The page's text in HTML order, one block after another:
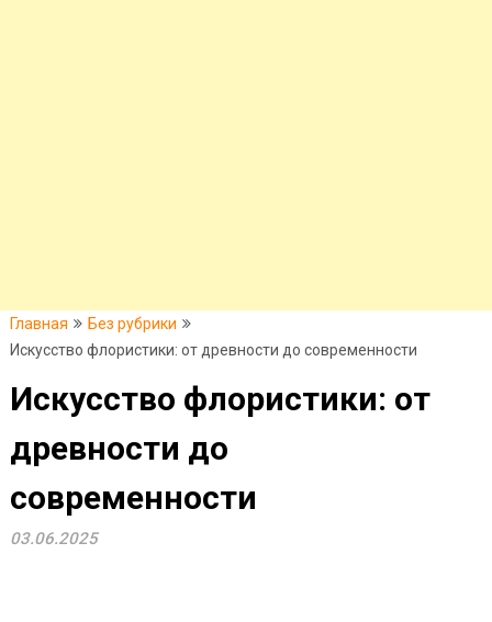
Главная
Без рубрики
Искусство флористики: от древности до современности
Искусство флористики: от
древности до
современности
03.06.2025